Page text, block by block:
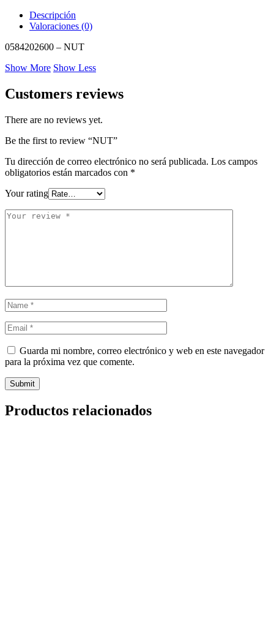
Descripción
Valoraciones (0)
0584202600 – NUT
Show More Show Less
Customers reviews
There are no reviews yet.
Be the first to review “NUT”
Tu dirección de correo electrónico no será publicada. Los campos
obligatorios están marcados con *
Your rating
Guarda mi nombre, correo electrónico y web en este navegador
para la próxima vez que comente.
Productos relacionados